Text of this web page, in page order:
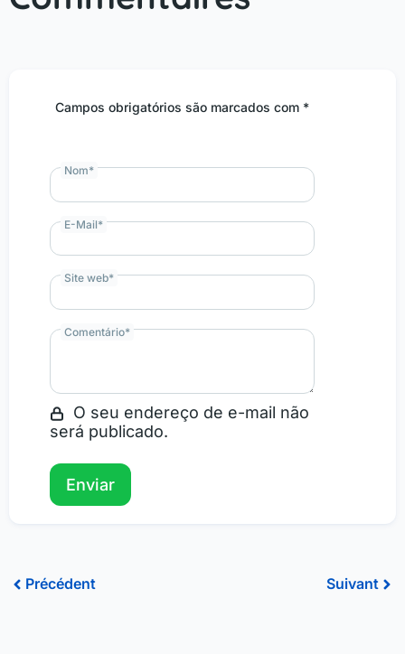
Campos obrigatórios são marcados com *
Comentário*
O seu endereço de e-mail não
será publicado.
Nom*
E-Mail*
Site web*
Précédent
Précédent Suivant